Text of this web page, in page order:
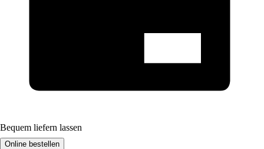
Bequem liefern lassen
Online bestellen